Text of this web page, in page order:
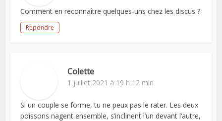
Comment en reconnaître quelques-uns chez les discus ?
Répondre
Colette
1 juillet 2021 à 19 h 12 min
Si un couple se forme, tu ne peux pas le rater. Les deux
poissons nagent ensemble, s’inclinent l’un devant l’autre,